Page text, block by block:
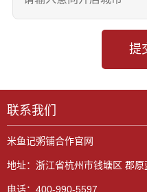
提
联系我们
米鱼记粥铺合作官网
地址：浙江省杭州市钱塘区 郡
电话：400-990-5597